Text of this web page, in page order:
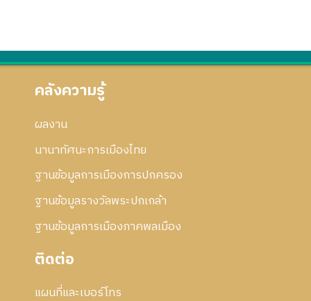
คลังความรู้
ผลงาน
นานาทัศนะการเมืองไทย
ฐานข้อมูลการเมืองการปกครอง
ฐานข้อมูลรางวัลพระปกเกล้า
ฐานข้อมูลการเมืองภาคพลเมือง
ติดต่อ
แผนที่และเบอร์โทร